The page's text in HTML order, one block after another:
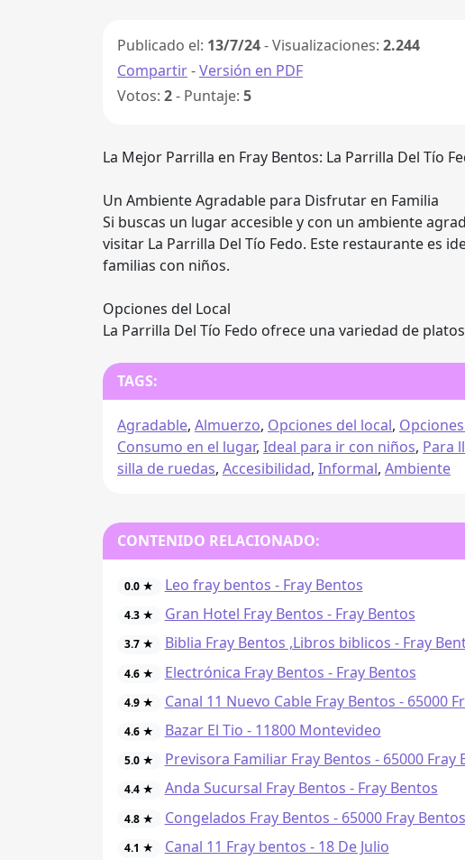
Publicado el: 13/7/24- Visualizaciones: 2.244
Compartir-Versión en PDF
Votos: 2- Puntaje: 5
La Mejor Parrilla en Fray Bentos: La Parrilla Del Tío
Un Ambiente Agradable para Disfrutar en Familia
Si buscas un lugar accesible y con un ambiente
visitar La Parrilla Del Tío Fedo. Este restaurante es
familias con niños.
Opciones del Local
La Parrilla Del Tío Fedo ofrece una variedad de platos
TAGS:
Agradable, Almuerzo, Opciones del local,
Consumo en el lugar, Ideal para ir con niños, Para
silla de ruedas, Accesibilidad, Informal, Ambiente
CONTENIDO RELACIONADO:
0.0 ★ Leo fray bentos - Fray Bentos
4.3 ★ Gran Hotel Fray Bentos - Fray Bentos
3.7 ★ Biblia Fray Bentos ,Libros biblicos - Fray
4.6 ★ Electrónica Fray Bentos - Fray Bentos
4.9 ★ Canal 11 Nuevo Cable Fray Bentos - 65000
4.6 ★ Bazar El Tio - 11800 Montevideo
5.0 ★ Previsora Familiar Fray Bentos - 65000 Fray
4.4 ★ Anda Sucursal Fray Bentos - Fray Bentos
4.8 ★ Congelados Fray Bentos - 65000 Fray Bentos
4.1 ★ Canal 11 Fray bentos - 18 De Julio